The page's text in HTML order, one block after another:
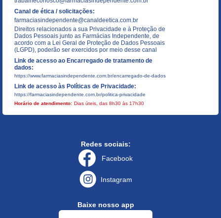
Canal de ética / solicitações:
farmaciasindependente@canaldeetica.com.br
Direitos relacionados a sua Privacidade e à Proteção de
Dados Pessoais junto as Farmácias Independente, de
acordo com a Lei Geral de Proteção de Dados Pessoais
(LGPD), poderão ser exercidos por meio desse canal
Link de acesso ao Encarregado de tratamento de
dados:
https://www.farmaciasindependente.com.br/encarregado-de-dados
Link de acesso às Políticas de Privacidade:
https://farmaciasindependente.com.br/politica-privacidade
Horário de atendimento: Dias úteis, das 8h30 às 17h30
Redes sociais:
Facebook
Instagram
Baixe nosso app